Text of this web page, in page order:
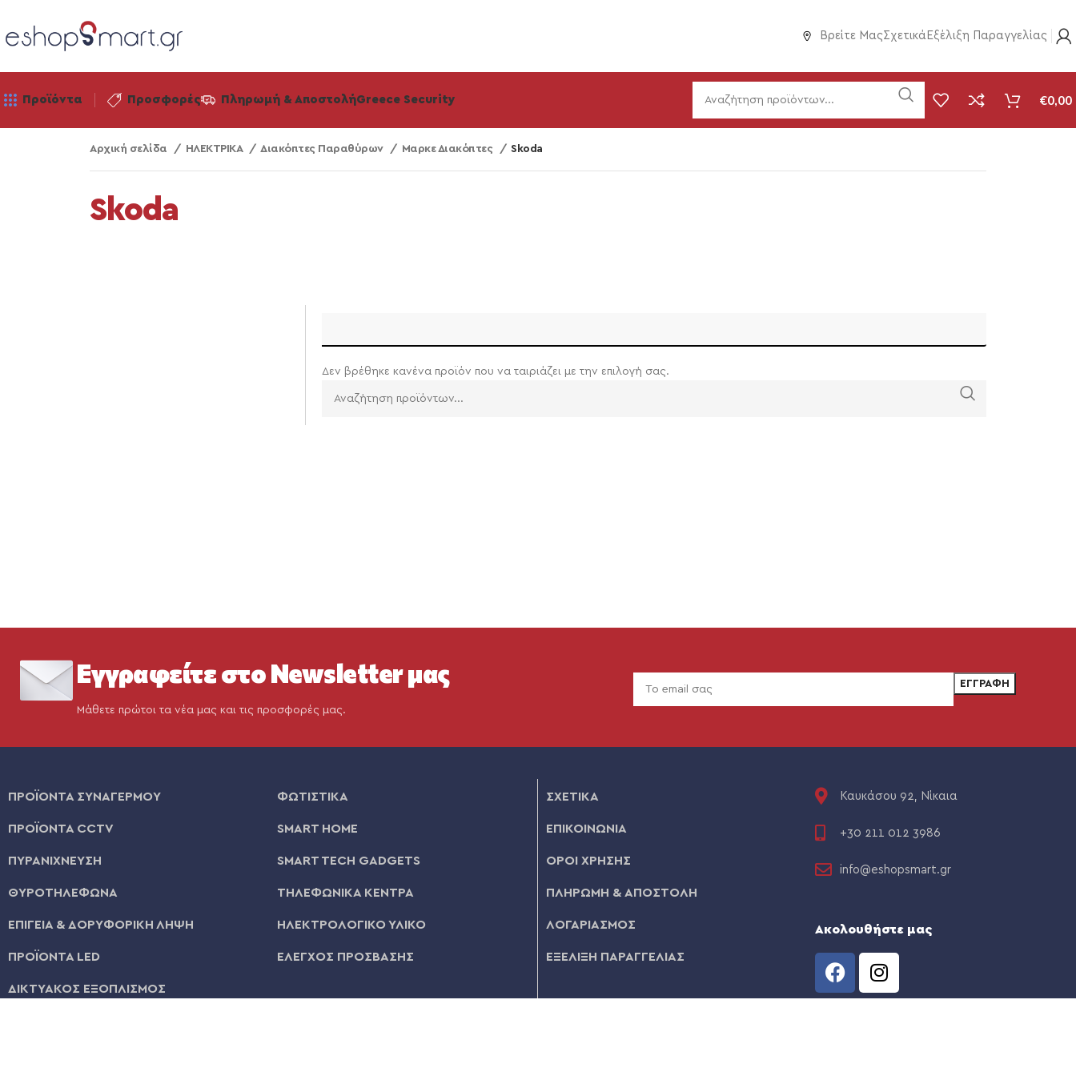
Βρείτε ΜαςΣχετικά Εξέλιξη Παραγγελίας
Προϊόντα Προσφορές Πληρωμή & ΑποστολήGreece Security €0,00
Αρχική σελίδα ΗΛΕΚΤΡΙΚΑ Διακόπτες Παραθύρων Μαρκε Διακόπτες Skoda
Skoda
Δεν βρέθηκε κανένα προϊόν που να ταιριάζει με την επιλογή σας.
Εγγραφείτε στο Newsletter μας
Μάθετε πρώτοι τα νέα μας και τις προσφορές μας.
ΠΡΟΪΟΝΤΑ ΣΥΝΑΓΕΡΜΟΥ
ΠΡΟΪΟΝΤΑ CCTV
ΠΥΡΑΝΙΧΝΕΥΣΗ
ΘΥΡΟΤΗΛΕΦΩΝΑ
ΕΠΙΓΕΙΑ & ΔΟΡΥΦΟΡΙΚΗ ΛΗΨΗ
ΠΡΟΪΟΝΤΑ LED
ΔΙΚΤΥΑΚΟΣ ΕΞΟΠΛΙΣΜΟΣ
ΦΩΤΙΣΤΙΚΑ
SMART HOME
SMART TECH GADGETS
ΤΗΛΕΦΩΝΙΚΑ ΚΕΝΤΡΑ
ΗΛΕΚΤΡΟΛΟΓΙΚΟ ΥΛΙΚΟ
ΕΛΕΓΧΟΣ ΠΡΟΣΒΑΣΗΣ
ΣΧΕΤΙΚΑ
ΕΠΙΚΟΙΝΩΝΙΑ
ΟΡΟΙ ΧΡΗΣΗΣ
ΠΛΗΡΩΜΗ & ΑΠΟΣΤΟΛΗ
ΛΟΓΑΡΙΑΣΜΟΣ
ΕΞΕΛΙΞΗ ΠΑΡΑΓΓΕΛΙΑΣ
Καυκάσου 92, Νίκαια
+30 211 012 3986
info@eshopsmart.gr
Ακολουθήστε μας